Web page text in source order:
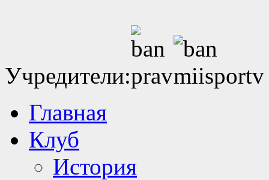
Учредители:
Главная
Клуб
История